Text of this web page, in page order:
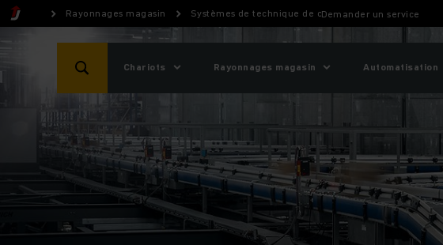
Rayonnages magasin Systèmes de technique de convoyageDemander un service
Chariots Rayonnages magasin Automatisation